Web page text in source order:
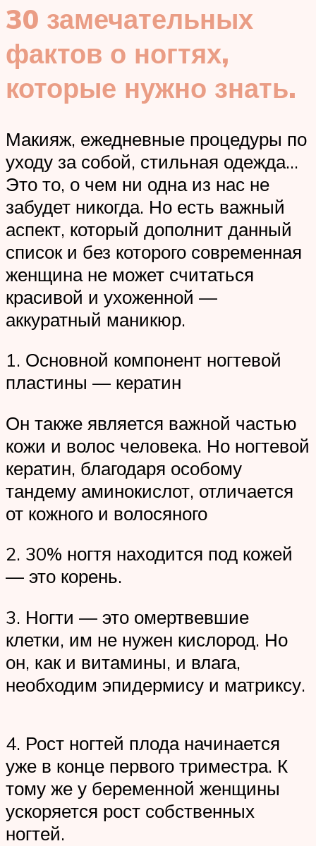
30 замечательных
фактов о ногтях,
которые нужно знать.
Макияж, ежедневные процедуры по
уходу за собой, стильная одежда…
Это то, о чем ни одна из нас не
забудет никогда. Но есть важный
аспект, который дополнит данный
список и без которого современная
женщина не может считаться
красивой и ухоженной —
аккуратный маникюр.
1. Основной компонент ногтевой
пластины — кератин
Он также является важной частью
кожи и волос человека. Но ногтевой
кератин, благодаря особому
тандему аминокислот, отличается
от кожного и волосяного
2. 30% ногтя находится под кожей
— это корень.
3. Ногти — это омертвевшие
клетки, им не нужен кислород. Но
он, как и витамины, и влага,
необходим эпидермису и матриксу.
4. Рост ногтей плода начинается
уже в конце первого триместра. К
тому же у беременной женщины
ускоряется рост собственных
ногтей.